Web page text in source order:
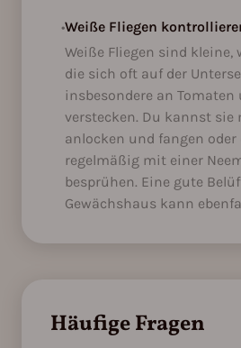
•Weiße Fliegen
Weiße Fliegen sind kleine,
die sich oft auf der
insbesondere an Tomaten
verstecken. Du kannst sie
anlocken und fangen oder
regelmäßig mit einer
besprühen. Eine gute
Gewächshaus kann
Häufige Fragen